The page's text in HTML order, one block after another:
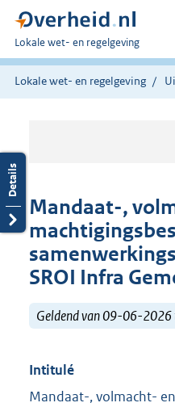
U
bent
hier:
Lokale wet- en regelgeving
Lokale wet- en regelgeving
Mandaat-,
SROI Infra
Geldend van 09-06-2026
Intitulé
Mandaat-, volmacht-